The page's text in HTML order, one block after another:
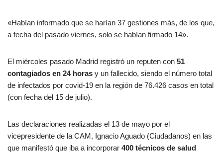
«Habían informado que se harían 37 gestiones más, de los que,
a fecha del pasado viernes, solo se habían firmado 14».
El miércoles pasado Madrid registró un reputen con 51
contagiados en 24 horas y un fallecido, siendo el número total
de infectados por covid-19 en la región de 76.426 casos en total
(con fecha del 15 de julio).
Las declaraciones realizadas el 13 de mayo por el
vicepresidente de la CAM, Ignacio Aguado (Ciudadanos) en las
que manifestó que iba a incorporar 400 técnicos de salud